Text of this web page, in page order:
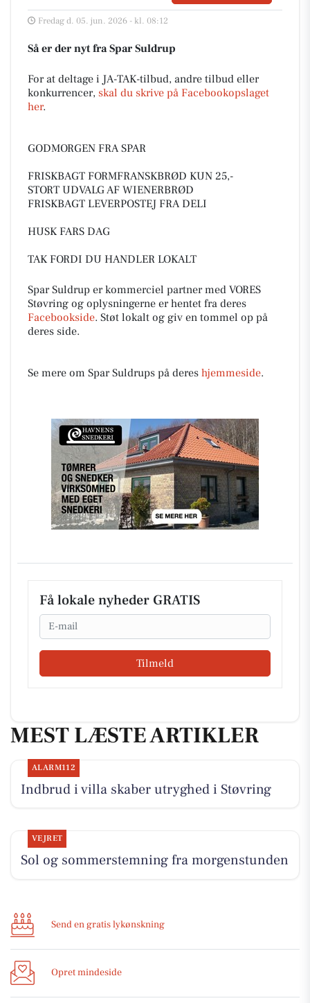
Fredag d. 05. jun. 2026 - kl. 08:12
Så er der nyt fra Spar Suldrup
For at deltage i JA-TAK-tilbud, andre tilbud eller
konkurrencer, skal du skrive på Facebookopslaget
her.
GODMORGEN FRA SPAR
FRISKBAGT FORMFRANSKBRØD KUN 25,-
STORT UDVALG AF WIENERBRØD
FRISKBAGT LEVERPOSTEJ FRA DELI
HUSK FARS DAG
TAK FORDI DU HANDLER LOKALT
Spar Suldrup er kommerciel partner med VORES
Støvring og oplysningerne er hentet fra deres
Facebookside. Støt lokalt og giv en tommel op på
deres side.
Se mere om Spar Suldrups på deres hjemmeside.
Få lokale nyheder GRATIS
Email
Tilmeld
MEST LÆSTE ARTIKLER
ALARM112
Indbrud i villa skaber utryghed i Støvring
VEJRET
Sol og sommerstemning fra morgenstunden
Send en gratis lykønskning
Opret mindeside